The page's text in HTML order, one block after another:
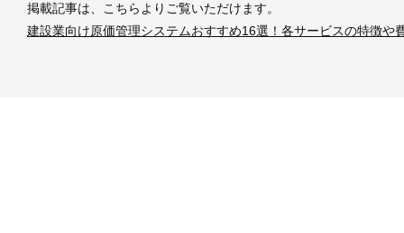
掲載記事は、こちらよりご覧いただけます。
建設業向け原価管理システムおすすめ16選！各サービスの特徴や